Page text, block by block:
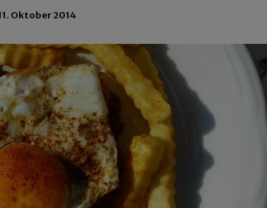
Oktober 2014